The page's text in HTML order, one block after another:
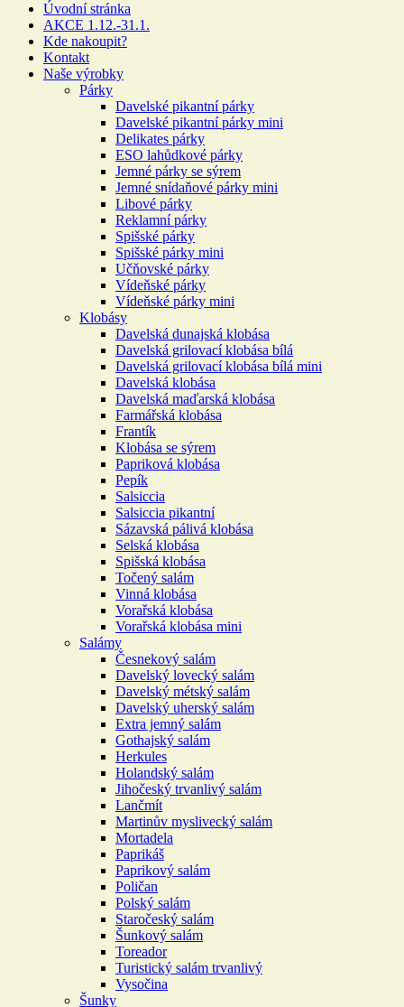
Úvodní stránka
AKCE 1.12.-31.1.
Kde nakoupit?
Kontakt
Naše výrobky
Párky
Davelské pikantní párky
Davelské pikantní párky mini
Delikates párky
ESO lahůdkové párky
Jemné párky se sýrem
Jemné snídaňové párky mini
Libové párky
Reklamní párky
Spišské párky
Spišské párky mini
Učňovské párky
Vídeňské párky
Vídeňské párky mini
Klobásy
Davelská dunajská klobása
Davelská grilovací klobása bílá
Davelská grilovací klobása bílá mini
Davelská klobása
Davelská maďarská klobása
Farmářská klobása
Frantík
Klobása se sýrem
Papriková klobása
Pepík
Salsiccia
Salsiccia pikantní
Sázavská pálivá klobása
Selská klobása
Spišská klobása
Točený salám
Vinná klobása
Vorařská klobása
Vorařská klobása mini
Salámy
Česnekový salám
Davelský lovecký salám
Davelský métský salám
Davelský uherský salám
Extra jemný salám
Gothajský salám
Herkules
Holandský salám
Jihočeský trvanlivý salám
Lančmít
Martinův myslivecký salám
Mortadela
Paprikáš
Paprikový salám
Poličan
Polský salám
Staročeský salám
Šunkový salám
Toreador
Turistický salám trvanlivý
Vysočina
Šunky